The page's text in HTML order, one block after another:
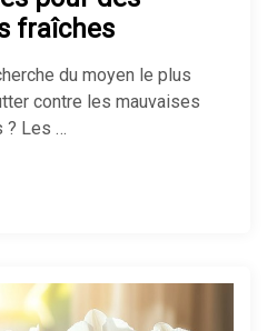
mal chauffée : que faire ?
fraîches
du moyen le plus
contre les mauvaises
? Les …